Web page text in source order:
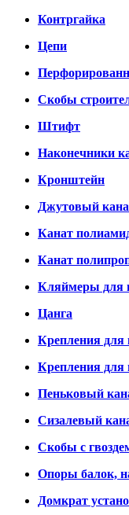
Контргайка
Цепи
Скобы
Штифт
Наконечники
Кронштейн
Джутовый
Канат
Канат
Кляймеры для
Цанга
Крепления для
Крепления для
Пеньковый
Сизалевый
Скобы с
Опоры балок,
Домкрат